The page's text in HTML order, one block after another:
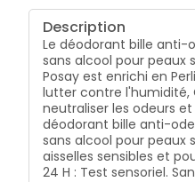
Description
Le déodorant bille
sans alcool pour peaux
Posay est enrichi en
lutter contre l'humidité,
neutraliser les odeurs
déodorant bille anti-
sans alcool pour peaux
aisselles sensibles et
24 H : Test sensoriel.